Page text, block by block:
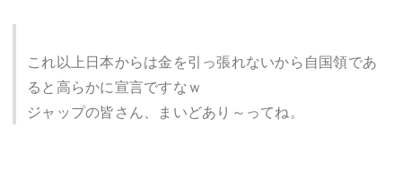
これ以上日本からは金を引っ張れないから自国領であ
ると高らかに宣言ですなｗ
ジャップの皆さん、まいどあり～ってね。